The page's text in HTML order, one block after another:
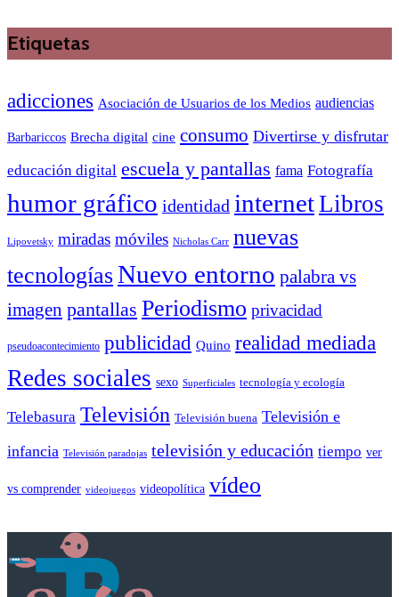
Etiquetas
adicciones Asociación de Usuarios de los Medios audiencias
Barbariccos Brecha digital cine consumo Divertirse y disfrutar
educación digital escuela y pantallas fama Fotografía
humor gráfico identidad internetLibros
Lipovetsky miradas móviles Nicholas Carr nuevas
tecnologíasNuevo entorno palabra vs
imagen pantallas Periodismo privacidad
pseudoacontecimiento publicidad Quino realidad mediada
Redes sociales sexo Superficiales tecnología y ecología
Telebasura Televisión Televisión buena Televisión e
infancia Televisión paradojas televisión y educación tiempo ver
vs comprender videojuegos videopolítica vídeo